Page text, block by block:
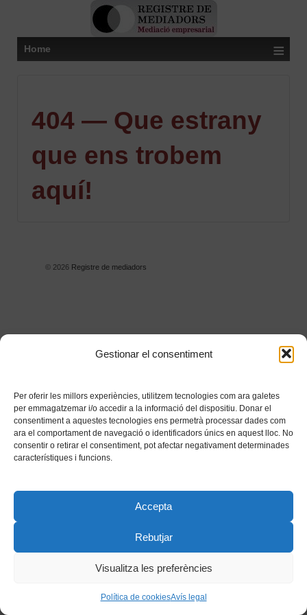
Gestionar el consentiment
Per oferir les millors experiències, utilitzem tecnologies com ara galetes
per emmagatzemar i/o accedir a la informació del dispositiu. Donar el
consentiment a aquestes tecnologies ens permetrà processar dades com
ara el comportament de navegació o identificadors únics en aquest lloc. No
consentir o retirar el consentiment, pot afectar negativament determinades
característiques i funcions.
Accepta
Rebutjar
Visualitza les preferències
Política de cookiesAvís legal
Home ≡
404 — Que estrany
que ens trobem
aquí!
© 2026Registre de mediadors